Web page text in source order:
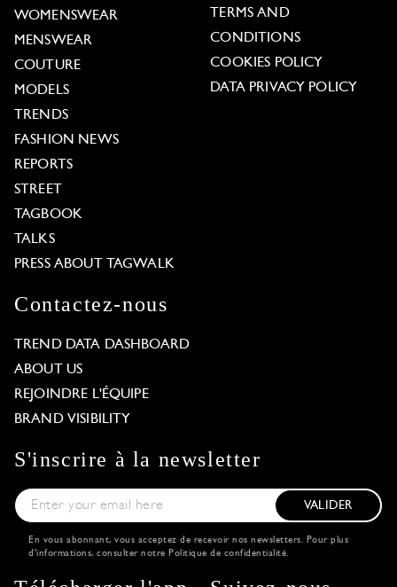
WOMENSWEAR
MENSWEAR
COUTURE
MODELS
TRENDS
FASHION NEWS
REPORTS
STREET
TAGBOOK
TALKS
PRESS ABOUT TAGWALK
TERMS AND
CONDITIONS
COOKIES POLICY
DATA PRIVACY POLICY
Contactez-nous
TREND DATA DASHBOARD
ABOUT US
REJOINDRE L'ÉQUIPE
BRAND VISIBILITY
S'inscrire à la newsletter
VALIDER
En vous abonnant, vous acceptez de recevoir nos newsletters. Pour plus
d'informations, consulter notre Politique de confidentialité.